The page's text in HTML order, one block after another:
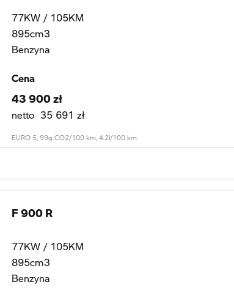
77KW / 105KM
895cm3
Benzyna
Cena
43 900 zł
netto 35 691 zł
EURO 5, 99g CO2/100 km, 4.2l/100 km
F 900 R
77KW / 105KM
895cm3
Benzyna